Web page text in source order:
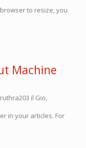
to resize, you
Machine
il Gio,
in your articles. For